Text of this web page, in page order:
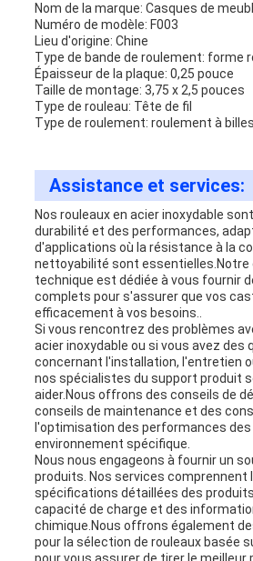
Nom de la marque: Casques de
Numéro de modèle: F003
Lieu d'origine: Chine
Type de bande de roulement: forme
Épaisseur de la plaque: 0,25 pouce
Taille de montage: 3,75 x 2,5 pouces
Type de rouleau: Tête de fil
Type de roulement: roulement à
Assistance et services:
Nos rouleaux en acier inoxydable
durabilité et des performances,
d'applications où la résistance à la
nettoyabilité sont essentielles.Notre
technique est dédiée à vous fournir
complets pour s'assurer que vos
efficacement à vos besoins..
Si vous rencontrez des problèmes
acier inoxydable ou si vous avez des
concernant l'installation, l'entretien
nos spécialistes du support produit
aider.Nous offrons des conseils de
conseils de maintenance et des
l'optimisation des performances
environnement spécifique.
Nous nous engageons à fournir un
produits. Nos services comprennent
spécifications détaillées des
capacité de charge et des
chimique.Nous offrons également
pour la sélection de rouleaux basée